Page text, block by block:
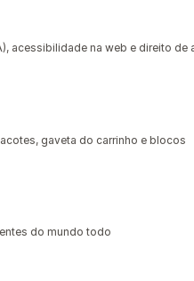
acessibilidade na web e direito de
gaveta do carrinho e blocos
do mundo todo